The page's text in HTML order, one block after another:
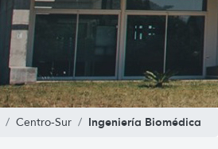
Centro-Sur Ingeniería Biomédica